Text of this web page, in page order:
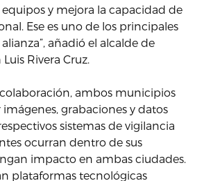
y mejora la capacidad de
Ese es uno de los principales
añadió el alcalde de
Rivera Cruz.
ambos municipios
grabaciones y datos
sistemas de vigilancia
ocurran dentro de sus
impacto en ambas ciudades.
plataformas tecnológicas